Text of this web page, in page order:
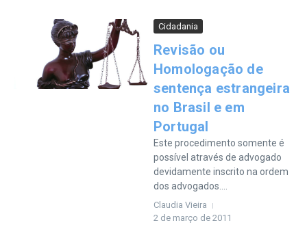
Cidadania
Revisão ou
Homologação de
sentença estrangeira
no Brasil e em
Portugal
Este procedimento somente é
possível através de advogado
devidamente inscrito na ordem
dos advogados....
Claudia Vieira
2 de março de 2011